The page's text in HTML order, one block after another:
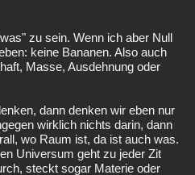
zu sein. Wenn ich aber Null
keine Bananen. Also auch
Masse, Ausdehnung oder
dann denken wir eben nur
wirklich nichts darin, dann
wo Raum ist, da ist auch was.
Universum geht zu jeder Zit
steckt sogar Materie oder